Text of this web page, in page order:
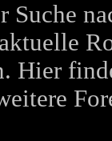
Suche
Hier